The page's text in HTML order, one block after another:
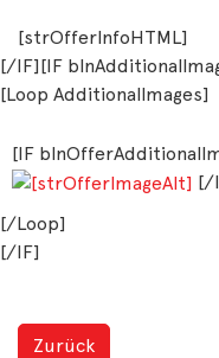
[strOfferInfoHTML]
[/IF][IF
[Loop AdditionalImages]
[IF
[/
[/Loop]
[/IF]
Zurück